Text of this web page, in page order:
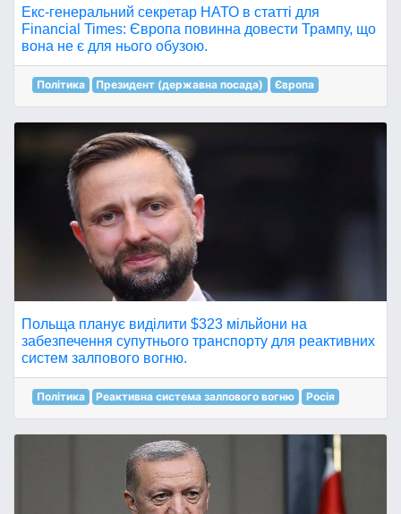
Екс-генеральний секретар НАТО в статті для
Financial Times: Європа повинна довести Трампу, що
вона не є для нього обузою.
Політика Президент (державна посада) Європа
Польща планує виділити $323 мільйони на
забезпечення супутнього транспорту для реактивних
систем залпового вогню.
Політика Реактивна система залпового вогню Росія